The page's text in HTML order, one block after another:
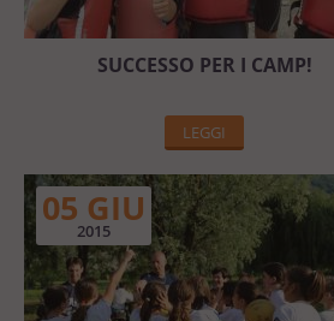
SUCCESSO PER I CAMP!
LEGGI
05 GIU
2015